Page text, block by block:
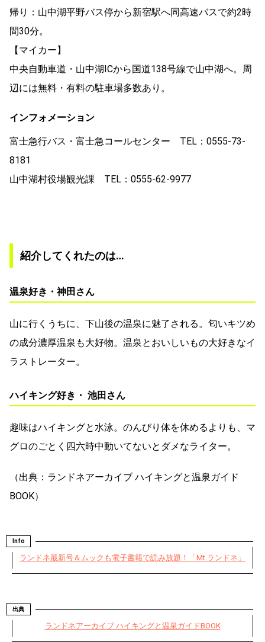
帰り：山中湖平野バス停から新宿駅へ同高速バスで約2時
間30分。
【マイカー】
中央自動車道・山中湖ICから国道138号線で山中湖へ。周
辺には無料・有料の駐車場多数あり。
インフォメーション
富士急行バス・富士急コールセンター TEL：0555-73-
8181
山中湖村役場観光課 TEL：0555-62-9977
紹介してくれたのは…
温泉好き・神田さん
山に行くうちに、下山後の温泉に魅了される。匂いキツめ
の成分濃厚温泉も大好物。温泉とおいしいもの大好きなイ
ラストレーター。
ハイキング好き・ 池田さん
趣味はハイキングと水泳。のんびり体を休めるよりも、マ
グロのごとく四六時中動いてないとダメなライター。
（出典：ランドネアーカイブ ハイキングと温泉ガイド
BOOK）
Info
ランドネ最新号＆ムックも電子書籍で読み放題！「Mt.ランドネ」
出典
ランドネアーカイブ ハイキングと温泉ガイドBOOK